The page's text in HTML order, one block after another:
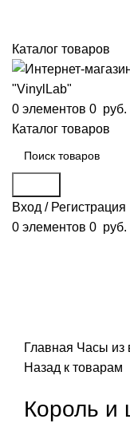
Каталог товаров
0 элементов 0 руб.
Каталог товаров
Вход / Регистрация
0 элементов 0 руб.
Главная Часы из
Назад к товарам
Король и